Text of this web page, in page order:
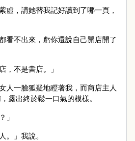
虛，請她替我記好讀到了哪一頁，
看不出來，虧你還說自己開店開了
，不是書店。」
人一臉狐疑地瞪著我，而商店主人
露出終於鬆一口氣的模樣。
」
。」我說。